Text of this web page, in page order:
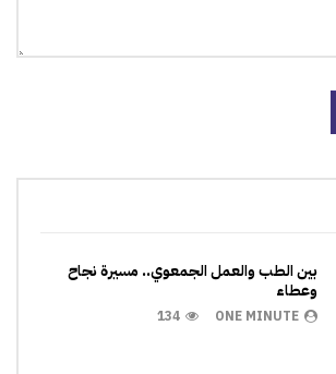
بين الطب والعمل الجمعوي.. مسيرة نجاح
وعطاء
ONE MINUTE
134